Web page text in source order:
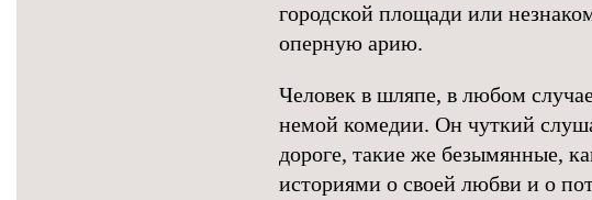
городской площади или
оперную арию.
Человек в шляпе, в любом
немой комедии. Он чуткий
дороге, такие же безымянные,
историями о своей любви и о